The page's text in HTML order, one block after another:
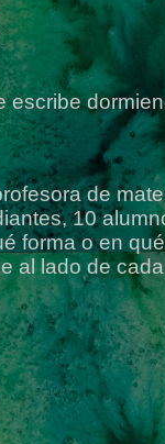
escribe
de
10
forma o en
al lado de